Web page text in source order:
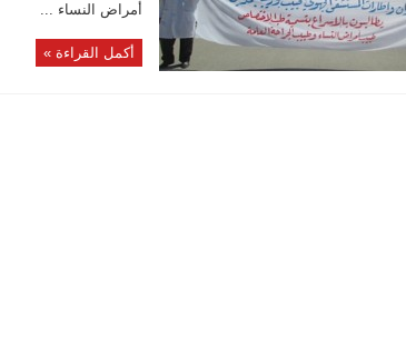
أمراض النساء ...
أكمل القراءة »